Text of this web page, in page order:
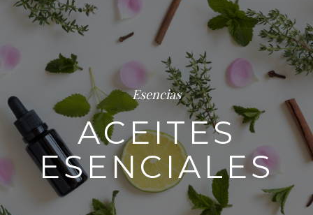
Esencias
ACEITES
ESENCIALES